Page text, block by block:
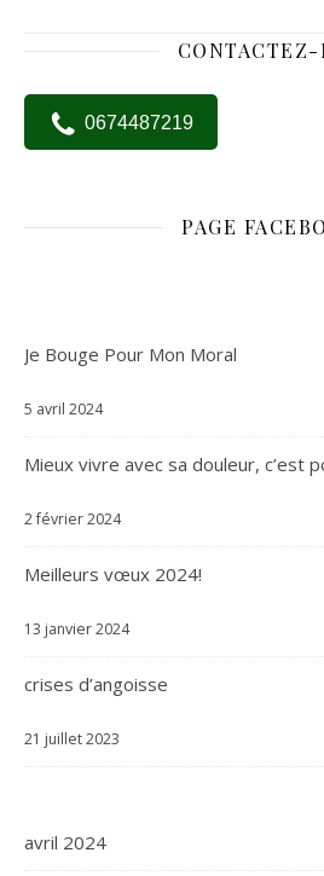
0674487219
PAGE
Je Bouge Pour Mon Moral
5 avril 2024
Mieux vivre avec sa douleur, c’est
2 février 2024
Meilleurs vœux 2024!
13 janvier 2024
crises d’angoisse
21 juillet 2023
avril 2024